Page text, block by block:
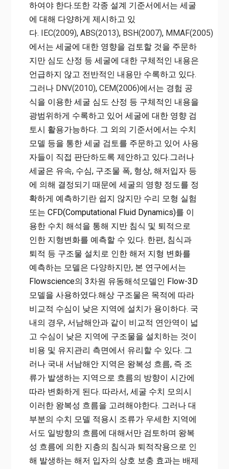
하여야 한다.또한 각종 설계 기준서에서는 세굴
에 대해 다양하게 제시하고 있
다. IEC(2009), ABS(2013), BSH(2007), MMAF(2005)
에서는 세굴에 대한 영향을 검토할 것을 주문하
지만 심도 산정 등 세굴에 대한 구체적인 내용은
언급하지 않고 전반적인 내용만 수록하고 있다.
그러나 DNV(2010), CEM(2006)에서는 경험 공
식을 이용한 세굴 심도 산정 등 구체적인 내용을
광범위하게 수록하고 있어 세굴에 대한 영향 검
토시 활용가능하다. 그 외의 기준서에서는 수치
모델 등을 통한 세굴 검토를 주문하고 있어 사용
자들이 직접 판단하도록 제안하고 있다.그러나
세굴은 유속, 수심, 구조물 폭, 형상, 해저입자 등
에 의해 결정되기 때문에 세굴의 영향 정도를 정
확하게 예측하기란 쉽지 않지만 수리 모형 실험
또는 CFD(Computational Fluid Dynamics)를 이
용한 수치 해석을 통해 지반 침식 및 퇴적으로
인한 지형변화를 예측할 수 있다. 한편, 침식과
퇴적 등 구조물 설치로 인한 해저 지형 변화를
예측하는 모델은 다양하지만, 본 연구에서는
Flowscience의 3차원 유동해석모델인 Flow-3D
모델을 사용하였다.해상 구조물은 목적에 따라
비교적 수심이 낮은 지역에 설치가 용이하다. 국
내의 경우, 서남해안과 같이 비교적 연안역이 넓
고 수심이 낮은 지역에 구조물을 설치하는 것이
비용 및 유지관리 측면에서 유리할 수 있다. 그
러나 국내 서남해안 지역은 왕복성 흐름, 즉 조
류가 발생하는 지역으로 흐름의 방향이 시간에
따라 변화하게 된다. 따라서, 세굴 수치 모의시
이러한 왕복성 흐름을 고려해야한다. 그러나 대
부분의 수치 모델 적용시 조류가 우세한 지역에
서도 일방향의 흐름에 대해서만 검토하며 왕복
성 흐름에 의한 지층의 침식과 퇴적작용으로 인
해 발생하는 해저 입자의 상호 보충 효과는 배제